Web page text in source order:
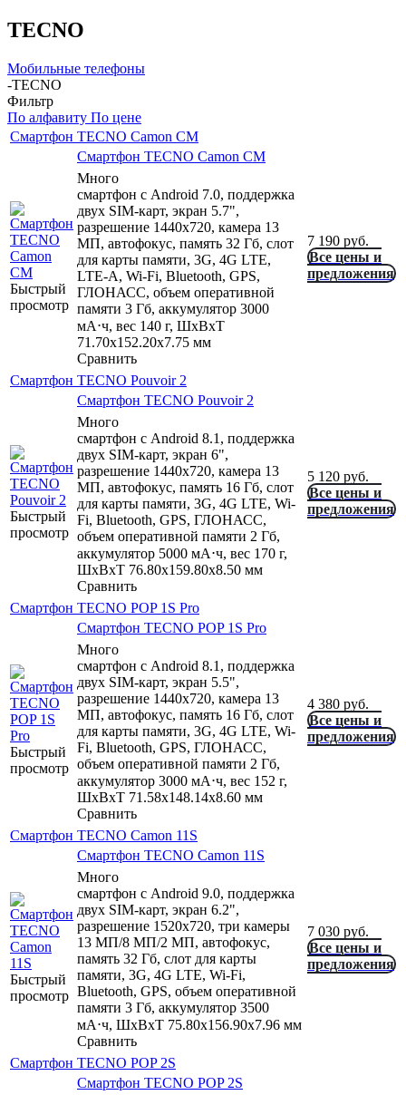
TECNO
Мобильные телефоны
-TECNO
Фильтр
По алфавиту По цене
Смартфон TECNO Camon CM
Быстрый
просмотр
Смартфон TECNO Camon CM
Много
смартфон с Android 7.0, поддержка
двух SIM-карт, экран 5.7",
разрешение 1440x720, камера 13
МП, автофокус, память 32 Гб, слот
для карты памяти, 3G, 4G LTE,
LTE-A, Wi-Fi, Bluetooth, GPS,
ГЛОНАСС, объем оперативной
памяти 3 Гб, аккумулятор 3000
мА⋅ч, вес 140 г, ШxВxТ
71.70x152.20x7.75 мм
Сравнить
7 190 руб.
Все цены и
предложения
Смартфон TECNO Pouvoir 2
Быстрый
просмотр
Смартфон TECNO Pouvoir 2
Много
смартфон с Android 8.1, поддержка
двух SIM-карт, экран 6",
разрешение 1440x720, камера 13
МП, автофокус, память 16 Гб, слот
для карты памяти, 3G, 4G LTE, Wi-
Fi, Bluetooth, GPS, ГЛОНАСС,
объем оперативной памяти 2 Гб,
аккумулятор 5000 мА⋅ч, вес 170 г,
ШxВxТ 76.80x159.80x8.50 мм
Сравнить
5 120 руб.
Все цены и
предложения
Смартфон TECNO POP 1S Pro
Быстрый
просмотр
Смартфон TECNO POP 1S Pro
Много
смартфон с Android 8.1, поддержка
двух SIM-карт, экран 5.5",
разрешение 1440x720, камера 13
МП, автофокус, память 16 Гб, слот
для карты памяти, 3G, 4G LTE, Wi-
Fi, Bluetooth, GPS, ГЛОНАСС,
объем оперативной памяти 2 Гб,
аккумулятор 3000 мА⋅ч, вес 152 г,
ШxВxТ 71.58x148.14x8.60 мм
Сравнить
4 380 руб.
Все цены и
предложения
Смартфон TECNO Camon 11S
Быстрый
просмотр
Смартфон TECNO Camon 11S
Много
смартфон с Android 9.0, поддержка
двух SIM-карт, экран 6.2",
разрешение 1520x720, три камеры
13 МП/8 МП/2 МП, автофокус,
память 32 Гб, слот для карты
памяти, 3G, 4G LTE, Wi-Fi,
Bluetooth, GPS, объем оперативной
памяти 3 Гб, аккумулятор 3500
мА⋅ч, ШxВxТ 75.80x156.90x7.96 мм
Сравнить
7 030 руб.
Все цены и
предложения
Смартфон TECNO POP 2S
Смартфон TECNO POP 2S